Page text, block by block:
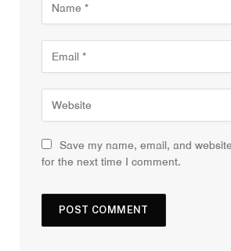
Save my name, email, and
for the next time I comment.